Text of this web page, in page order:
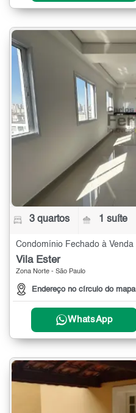
3 quartos 1 suíte
Vila Ester
Zona Norte - São Paulo
Endereço no círculo do mapa
WhatsApp